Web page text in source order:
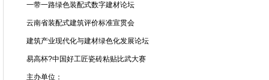
一带一路绿色装配式数字建材论坛
云南省装配式建筑评价标准宣贯会
建筑产业现代化与建材绿色化发展论坛
易高杯?中国好工匠瓷砖粘贴比武大赛
主办单位：